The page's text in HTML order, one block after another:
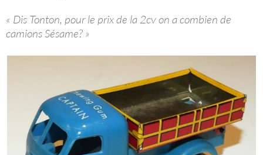
« Dis Tonton, pour le prix de la 2cv on a combien de
camions Sésame? »